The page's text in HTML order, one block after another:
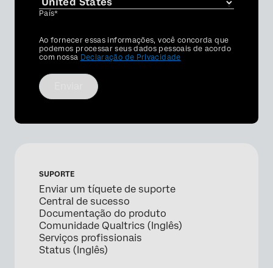
País*
Privacy
Optin
Ao fornecer essas informações, você concorda que
podemos processar seus dados pessoais de acordo
com nossa Declaração de Privacidade
SUPORTE
Enviar um tíquete de suporte
Central de sucesso
Documentação do produto
Comunidade Qualtrics (Inglês)
Serviços profissionais
Status (Inglês)